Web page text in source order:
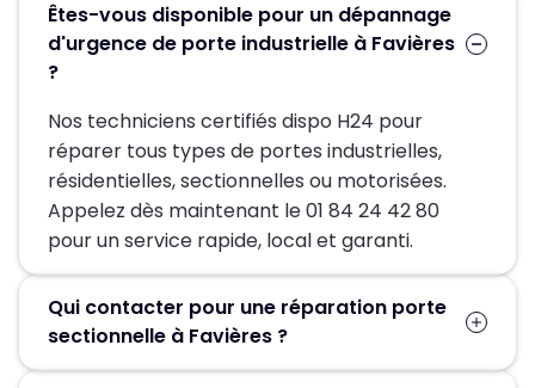
Êtes-vous disponible pour un dépannage
d'urgence de porte industrielle à Favières
?
Nos techniciens certifiés dispo H24 pour
réparer tous types de portes industrielles,
résidentielles, sectionnelles ou motorisées.
Appelez dès maintenant le 01 84 24 42 80
pour un service rapide, local et garanti.
Qui contacter pour une réparation porte
sectionnelle à Favières ?